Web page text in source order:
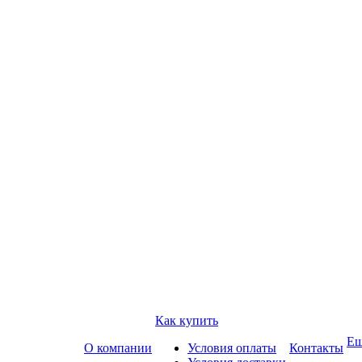
О компании
Как купить
Условия оплаты
Контакты